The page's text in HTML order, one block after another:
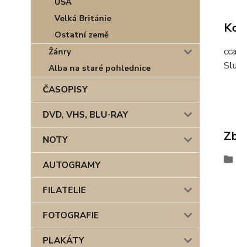
Velká Británie
Ostatní země
Žánry
Alba na staré pohlednice
ČASOPISY
DVD, VHS, BLU-RAY
NOTY
AUTOGRAMY
FILATELIE
FOTOGRAFIE
PLAKÁTY